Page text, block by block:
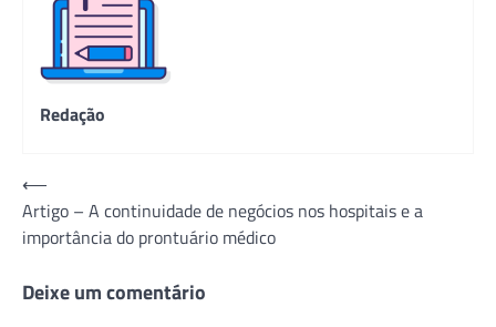
Redação
Navegação
de
Post
⟵
Artigo – A continuidade de negócios nos hospitais e a
importância do prontuário médico
Deixe um comentário